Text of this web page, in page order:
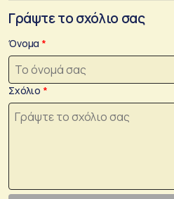
Γράψτε το σχόλιο σας
Όνομα
Σχόλιο